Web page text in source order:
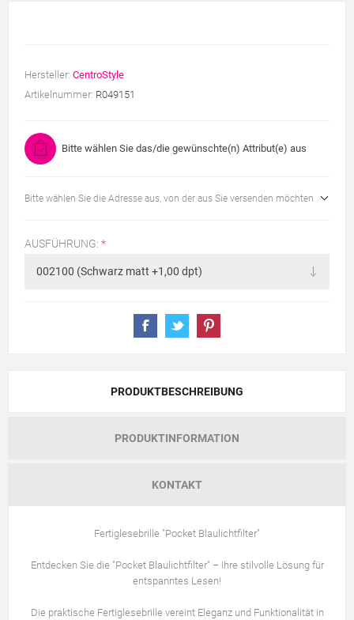
Hersteller: CentroStyle
Artikelnummer: R049151
Bitte wählen Sie das/die gewünschte(n) Attribut(e) aus
Bitte wählen Sie die Adresse aus, von der aus Sie versenden möchten
AUSFÜHRUNG: *
PRODUKTBESCHREIBUNG
PRODUKTINFORMATION
KONTAKT
Fertiglesebrille "Pocket Blaulichtfilter"
Entdecken Sie die "Pocket Blaulichtfilter" – Ihre stilvolle Lösung für
entspanntes Lesen!
Die praktische Fertiglesebrille vereint Eleganz und Funktionalität in